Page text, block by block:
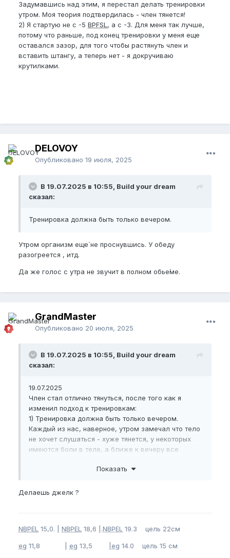
Задумавшись над этим, я перестал делать тренировки
утром. Моя теория подтвердилась - член тянется!
2) Я стартую не с -5 BPFSL , а с -3. Для меня так лучше,
потому что раньше, под конец тренировки у меня еще
оставался зазор, для того чтобы растянуть член и
вставить штангу, а теперь нет - я докручиваю
крутилками.
DELOVOY
Опубликовано 19 июля, 2025
В 19.07.2025 в 10:55, Build your dream
сказал:
Тренировка должна быть только вечером.
Утром организм еще́ не проснувшись. У обеду
разогреется , итд.
Да же голос с утра не звучит в полном обье́ме.
GrandMaster
Опубликовано 20 июля, 2025
В 19.07.2025 в 10:55, Build your dream
сказал:
19.07.2025
Член стал отлично тянуться, после того как я
изменил подход к тренировкам:
1) Тренировка должна быть только вечером.
Каждый из нас, наверное, утром замечал что тело
не хочет слушаться - хуже тянется, у некоторых
имеются боли в теле, а ближе к вечеру все
перестал делать тренировки утром. Моя теория
2) Я стартую не с -5
докручиваю крутилками.
Показать
Делаешь джелк ?
NBPEL 15,0. | NBPEL 18,6 |.NBPEL 19.3 цель 22см
eg 11,8 | eg 13,5 | eg 14.0 цель 15 см